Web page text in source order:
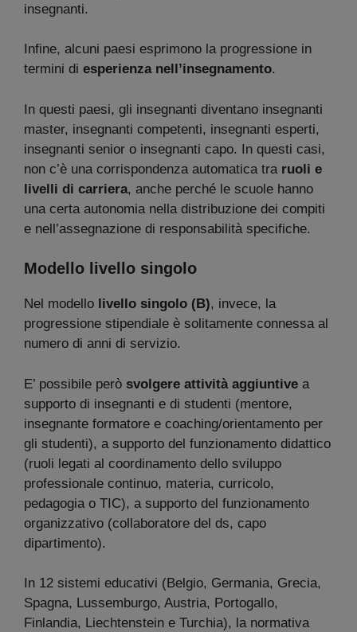
insegnanti.
Infine, alcuni paesi esprimono la progressione in
termini di esperienza nell’insegnamento.
In questi paesi, gli insegnanti diventano insegnanti
master, insegnanti competenti, insegnanti esperti,
insegnanti senior o insegnanti capo. In questi casi,
non c’è una corrispondenza automatica tra ruoli e
livelli di carriera, anche perché le scuole hanno
una certa autonomia nella distribuzione dei compiti
e nell’assegnazione di responsabilità specifiche.
Modello livello singolo
Nel modello livello singolo (B), invece, la
progressione stipendiale è solitamente connessa al
numero di anni di servizio.
E’ possibile però svolgere attività aggiuntive a
supporto di insegnanti e di studenti (mentore,
insegnante formatore e coaching/orientamento per
gli studenti), a supporto del funzionamento didattico
(ruoli legati al coordinamento dello sviluppo
professionale continuo, materia, curricolo,
pedagogia o TIC), a supporto del funzionamento
organizzativo (collaboratore del ds, capo
dipartimento).
In 12 sistemi educativi (Belgio, Germania, Grecia,
Spagna, Lussemburgo, Austria, Portogallo,
Finlandia, Liechtenstein e Turchia), la normativa